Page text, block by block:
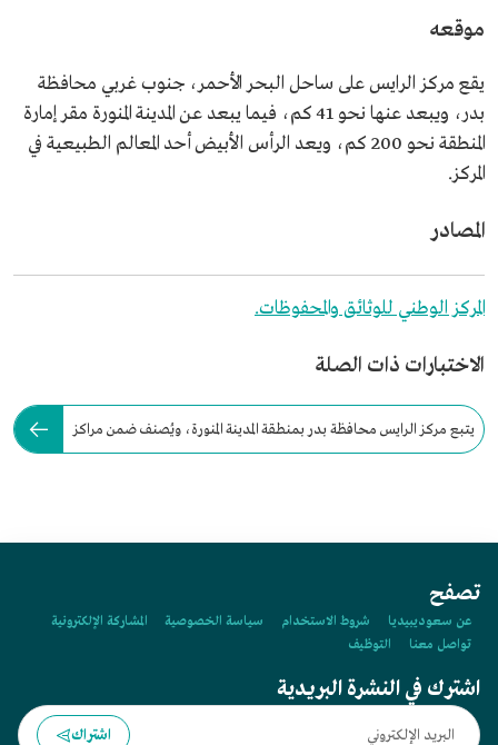
موقعه
يقع مركز الرايس على ساحل البحر الأحمر، جنوب غربي محافظة
بدر، ويبعد عنها نحو 41 كم، فيما يبعد عن المدينة المنورة مقر إمارة
المنطقة نحو 200 كم، ويعد الرأس الأبيض أحد المعالم الطبيعية في
المركز.
المصادر
المركز الوطني للوثائق والمحفوظات.
الاختبارات ذات الصلة
يتبع مركز الرايس محافظة بدر بمنطقة المدينة المنورة، ويُصنف ضمن مراكز
تصفح
عن سعوديبيديا شروط الاستخدام سياسة الخصوصية
المشاركة الإلكترونية
تواصل معنا
التوظيف
اشترك في النشرة البريدية
اشتراك